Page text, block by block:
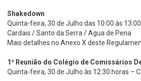
Shakedown
Quinta-feira, 30 de Julho das 10:00 às
Cardais / Santo da Serra / Agua de Pena
Mais detalhes no Anexo X deste
1ª Reunião do Colégio de Comissários
Quinta-feira, 30 de Julho às 12:30 horas –